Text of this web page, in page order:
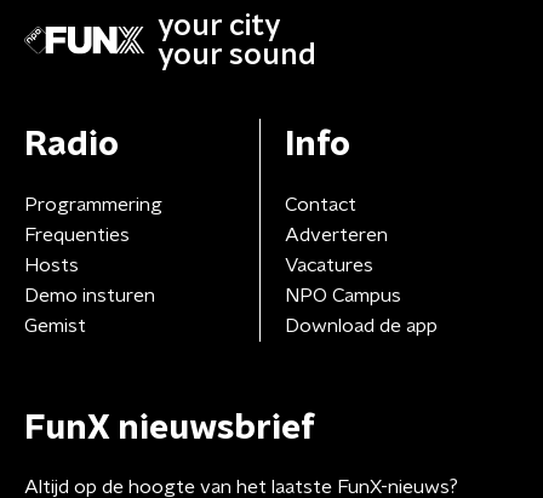
your city
your sound
Radio
Programmering
Frequenties
Hosts
Demo insturen
Gemist
Info
Contact
Adverteren
Vacatures
NPO Campus
Download de app
FunX nieuwsbrief
Altijd op de hoogte van het laatste FunX-nieuws?